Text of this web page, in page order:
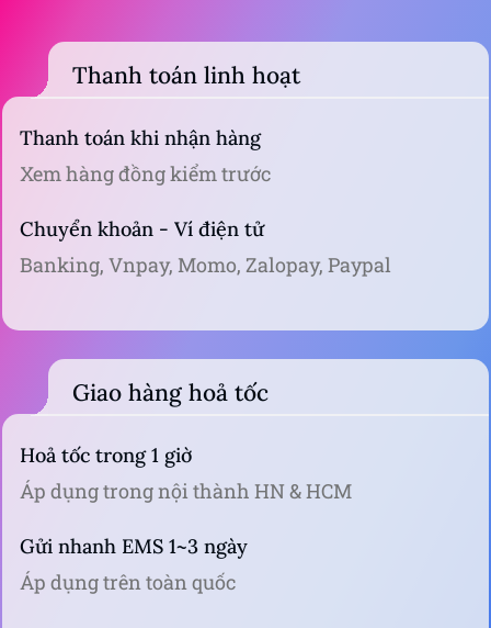
Thanh toán linh hoạt
Thanh toán khi nhận hàng
Xem hàng đồng kiểm trước
Chuyển khoản - Ví điện tử
Banking, Vnpay, Momo, Zalopay, Paypal
Giao hàng hoả tốc
Hoả tốc trong 1 giờ
Áp dụng trong nội thành HN & HCM
Gửi nhanh EMS 1~3 ngày
Áp dụng trên toàn quốc